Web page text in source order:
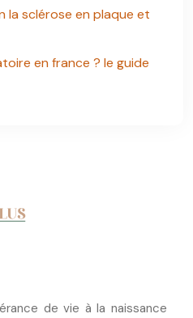
sclérose en plaque et
en france ? le guide
de vie à la naissance